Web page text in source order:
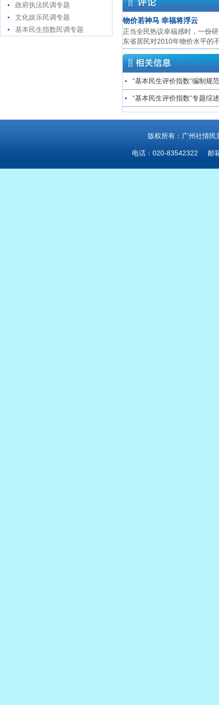
政府执法民调专题
文化娱乐民调专题
基本民生指数民调专题
物价若神马 幸福将浮云
正当全民热议幸福感时，一份
东省居民对2010年物价水平的
“基本民生评价指数”编制规范
“基本民生评价指数”专题综述
版权所有：广州社情民
电话：020-83542322 邮